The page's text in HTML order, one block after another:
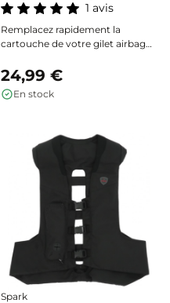
1 avis
Remplacez rapidement la
cartouche de votre gilet airbag
toujours prête. Compatible
exclusivement avec les gilets
Spark, disponible en plusieurs
24,99 €
En stock
Spark